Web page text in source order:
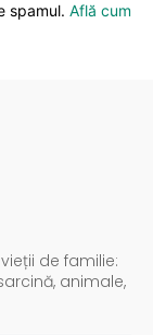
spamul. Află cum
de familie:
animale,